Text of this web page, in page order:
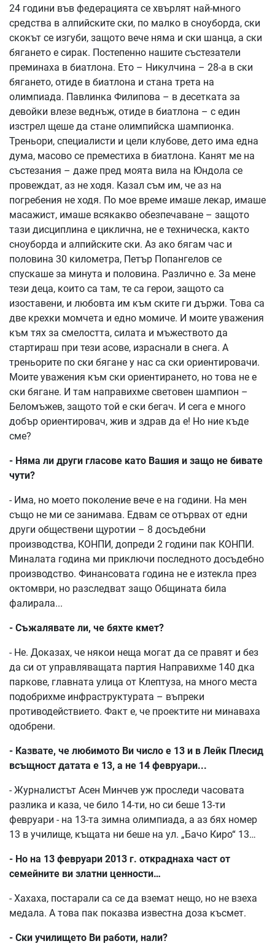
24 години във федерацията се хвърлят най-много
средства в алпийските ски, по малко в сноуборда, ски
скокът се изгуби, защото вече няма и ски шанца, а ски
бягането е сирак. Постепенно нашите състезатели
преминаха в биатлона. Ето – Никулчина – 28-а в ски
бягането, отиде в биатлона и стана трета на
олимпиада. Павлинка Филипова – в десетката за
девойки влезе веднъж, отиде в биатлона – с един
изстрел щеше да стане олимпийска шампионка.
Треньори, специалисти и цели клубове, дето има една
дума, масово се преместиха в биатлона. Канят ме на
състезания – даже пред моята вила на Юндола се
провеждат, аз не ходя. Казал съм им, че аз на
погребения не ходя. По мое време имаше лекар, имаше
масажист, имаше всякакво обезпечаване – защото
тази дисциплина е циклична, не е техническа, както
сноуборда и алпийските ски. Аз ако бягам час и
половина 30 километра, Петър Попангелов се
спускаше за минута и половина. Различно е. За мене
тези деца, които са там, те са герои, защото са
изоставени, и любовта им към ските ги държи. Това са
две крехки момчета и едно момиче. И моите уважения
към тях за смелостта, силата и мъжеството да
стартираш при тези асове, израснали в снега. А
треньорите по ски бягане у нас са ски ориентировачи.
Моите уважения към ски ориентирането, но това не е
ски бягане. И там направихме световен шампион –
Беломъжев, защото той е ски бегач. И сега е много
добър ориентировач, жив и здрав да е! Но ние къде
сме?
- Няма ли други гласове като Вашия и защо не бивате
чути?
- Има, но моето поколение вече е на години. На мен
също не ми се занимава. Едвам се отървах от едни
други обществени щуротии – 8 досъдебни
производства, КОНПИ, допреди 2 години пак КОНПИ.
Миналата година ми приключи последното досъдебно
производство. Финансовата година не е изтекла през
октомври, но разследват защо Общината била
фалирала...
- Съжалявате ли, че бяхте кмет?
- Не. Доказах, че някои неща могат да се правят и без
да си от управляващата партия Направихме 140 дка
паркове, главната улица от Клептуза, на много места
подобрихме инфраструктурата – въпреки
противодействието. Факт е, че проектите ни минаваха
одобрени.
- Казвате, че любимото Ви число е 13 и в Лейк Плесид
всъщност датата е 13, а не 14 февруари...
- Журналистът Асен Минчев уж проследи часовата
разлика и каза, че било 14-ти, но си беше 13-ти
февруари - на 13-та зимна олимпиада, а аз бях номер
13 в училище, къщата ни беше на ул. „Бачо Киро“ 13…
- Но на 13 февруари 2013 г. откраднаха част от
семейните ви златни ценности…
- Хахаха, постарали са се да вземат нещо, но не взеха
медала. А това пак показва известна доза късмет.
- Ски училището Ви работи, нали?